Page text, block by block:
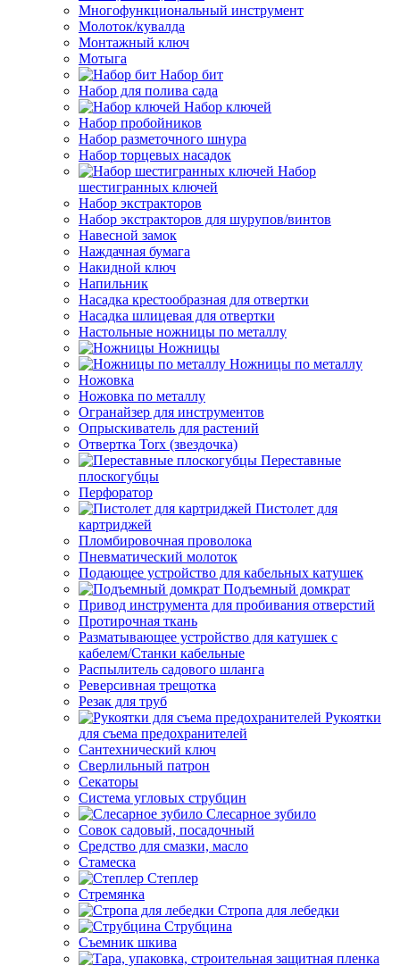
Многофункциональный инструмент
Молоток/кувалда
Монтажный ключ
Мотыга
Набор бит
Набор для полива сада
Набор ключей
Набор пробойников
Набор разметочного шнура
Набор торцевых насадок
Набор
шестигранных ключей
Набор экстракторов
Набор экстракторов для шурупов/винтов
Навесной замок
Наждачная бумага
Накидной ключ
Напильник
Насадка крестообразная для отвертки
Насадка шлицевая для отвертки
Настольные ножницы по металлу
Ножницы
Ножницы по металлу
Ножовка
Ножовка по металлу
Огранайзер для инструментов
Опрыскиватель для растений
Отвертка Torx (звездочка)
Переставные
плоскогубцы
Перфоратор
Пистолет для
картриджей
Пломбировочная проволока
Пневматический молоток
Подающее устройство для кабельных катушек
Подъемный домкрат
Привод инструмента для пробивания отверстий
Протирочная ткань
Разматывающее устройство для катушек с
кабелем/Станки кабельные
Распылитель садового шланга
Реверсивная трещотка
Резак для труб
Рукоятки
для съема предохранителей
Сантехнический ключ
Сверлильный патрон
Секаторы
Система угловых струбцин
Слесарное зубило
Совок садовый, посадочный
Средство для смазки, масло
Стамеска
Степлер
Стремянка
Стропа для лебедки
Струбцина
Съемник шкива